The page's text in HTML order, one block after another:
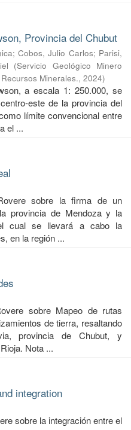
Provincia del Chubut
;Cobos, Julio Carlos; Parisi,
(Servicio Geológico Minero
Minerales., 2024)
a escala 1: 250.000, se
este de la provincia del
límite convencional entre
el ...
sobre la firma de un
provincia de Mendoza y la
cual se llevará a cabo la
en la región ...
sobre Mapeo de rutas
de tierra, resaltando
provincia de Chubut, y
Nota ...
integration
sobre la integración entre el